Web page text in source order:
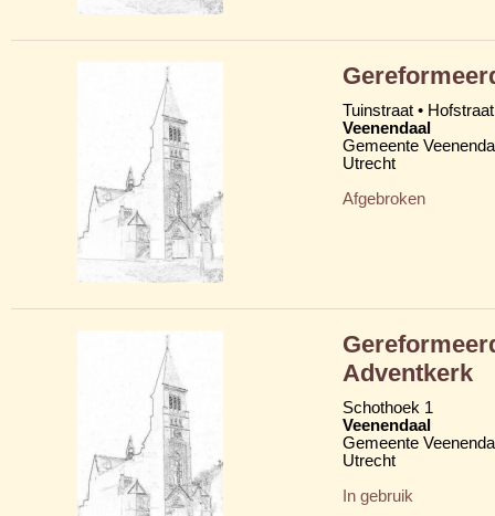
Tuinstraat •
Veenendaal
Gemeente
Utrecht
Afgebroken
Adventkerk
Schothoek 1
Veenendaal
Gemeente
Utrecht
In gebruik